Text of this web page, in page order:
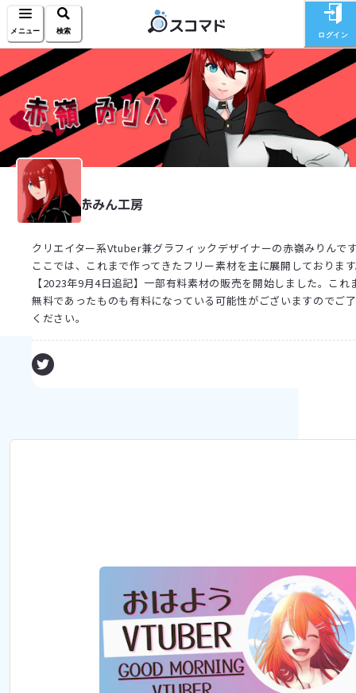
メニュー 検索 ログイン
赤みん工房
クリエイター系Vtuber兼グラフィックデザイナーの赤嶺みりんで
ここでは、これまで作ってきたフリー素材を主に展開しておりま
【2023年9月4日追記】一部有料素材の販売を開始しました。これ
無料であったものも有料になっている可能性がございますのでご
ください。